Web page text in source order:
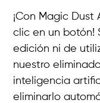
¡Con Magic
clic en un botón!
edición ni de
nuestro
inteligencia
eliminarlo